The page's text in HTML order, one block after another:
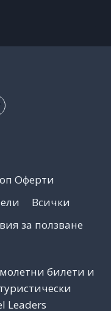
Оферти
Всички
за ползване
билети и
Leaders